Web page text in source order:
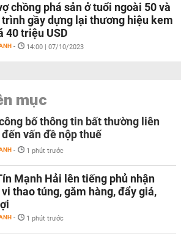
chồng phá sản ở tuổi ngoài 50 và
trình gầy dựng lại thương hiệu kem
40 triệu USD
- 14:00 | 07/10/2023
mục
bố thông tin bất thường liên
vấn đề nộp thuế
- 1 phút trước
Mạnh Hải lên tiếng phủ nhận
vi thao túng, găm hàng, đẩy giá,
- 1 phút trước